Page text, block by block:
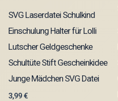
SVG Laserdatei Schulkind
Einschulung Halter für Lolli
Lutscher Geldgeschenke
Schultüte Stift Gescheinkidee
Junge Mädchen SVG Datei
3,99€